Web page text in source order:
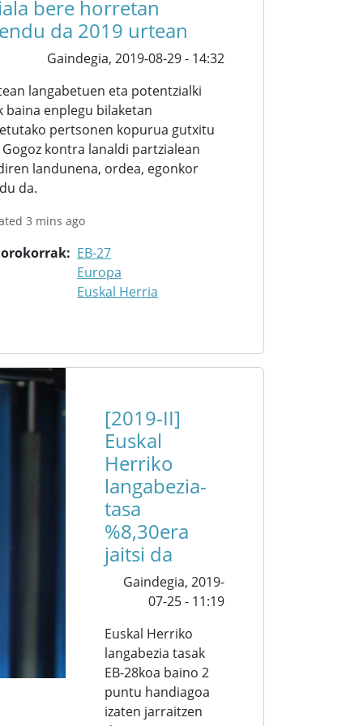
bere horretan
da 2019 urtean
Gaindegia, 2019-08-29 - 14:32
langabetuen eta potentzialki
baina enplegu bilaketan
pertsonen kopurua gutxitu
Gogoz kontra lanaldi partzialean
landunena, ordea, egonkor
da.
3 mins ago
EB-27
Europa
Euskal Herria
[2019-II]
Euskal
Herriko
langabezia-
tasa
%8,30era
jaitsi da
Gaindegia, 2019-
07-25 - 11:19
Euskal Herriko
langabezia tasak
EB-28koa baino 2
puntu handiagoa
izaten jarraitzen